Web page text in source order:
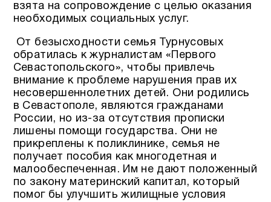
взята на сопровождение с целью оказания
необходимых социальных услуг.
От безысходности семья Турнусовых
обратилась к журналистам «Первого
Севастопольского», чтобы привлечь
внимание к проблеме нарушения прав их
несовершеннолетних детей. Они родились
в Севастополе, являются гражданами
России, но из-за отсутствия прописки
лишены помощи государства. Они не
прикреплены к поликлинике, семья не
получает пособия как многодетная и
малообеспеченная. Им не дают положенный
по закону материнский капитал, который
помог бы улучшить жилищные условия